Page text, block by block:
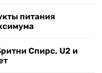
питания
Спирс, U2 и